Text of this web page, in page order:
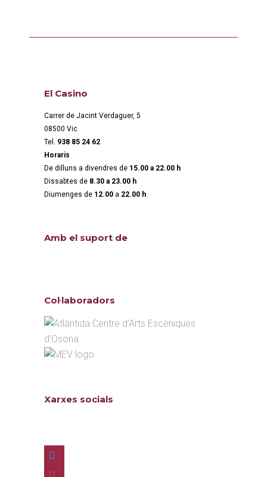
El Casino
Carrer de Jacint Verdaguer, 5
08500 Vic
Tel. 938 85 24 62
Horaris
De dilluns a divendres de 15.00 a 22.00 h
Dissabtes de 8.30 a 23.00 h
Diumenges de 12.00 a 22.00 h
Amb el suport de
Col·laboradors
Xarxes socials
twitter
instagram